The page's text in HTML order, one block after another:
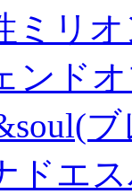
ミリ
ンド
ドエ